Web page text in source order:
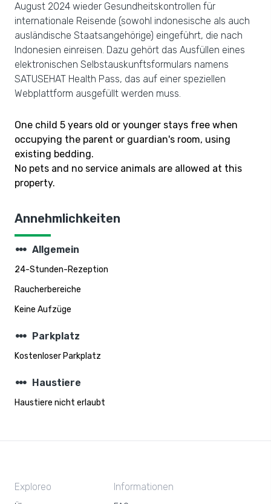
August 2024 wieder Gesundheitskontrollen für
internationale Reisende (sowohl indonesische als auch
ausländische Staatsangehörige) eingeführt, die nach
Indonesien einreisen. Dazu gehört das Ausfüllen eines
elektronischen Selbstauskunftsformulars namens
SATUSEHAT Health Pass, das auf einer speziellen
Webplattform ausgefüllt werden muss.
One child 5 years old or younger stays free when
occupying the parent or guardian's room, using
existing bedding.
No pets and no service animals are allowed at this
property.
Annehmlichkeiten
steppers Allgemein
24-Stunden-Rezeption
Raucherbereiche
Keine Aufzüge
steppers Parkplatz
Kostenloser Parkplatz
steppers Haustiere
Haustiere nicht erlaubt
Exploreo Informationen